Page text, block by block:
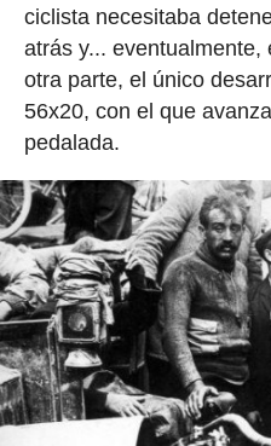
ciclista necesitaba
atrás y... eventualmente,
otra parte, el único
56x20, con el que
pedalada.